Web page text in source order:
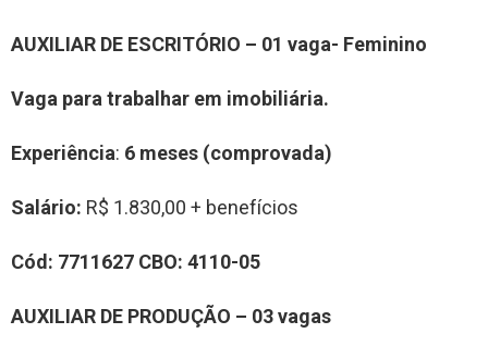
AUXILIAR DE ESCRITÓRIO – 01 vaga- Feminino
Vaga para trabalhar em imobiliária.
Experiência: 6 meses (comprovada)
Salário: R$ 1.830,00 + benefícios
Cód: 7711627 CBO: 4110-05
AUXILIAR DE PRODUÇÃO – 03vagas